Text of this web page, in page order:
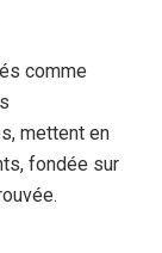
comme
mettent en
fondée sur